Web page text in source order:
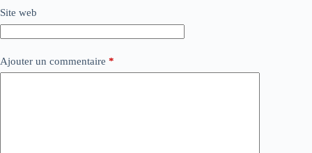
Site web
Ajouter un commentaire *